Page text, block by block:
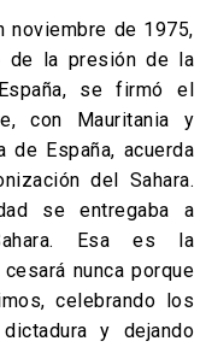
noviembre de 1975,
de la presión de la
se firmó el
con Mauritania y
de España, acuerda
del Sahara.
se entregaba a
Esa es la
nunca porque
celebrando los
y dejando